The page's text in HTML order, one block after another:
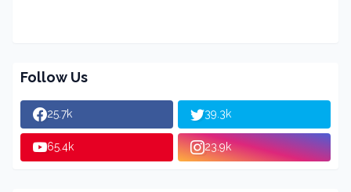
Follow Us
25.7k 39.3k
65.4k 23.9k